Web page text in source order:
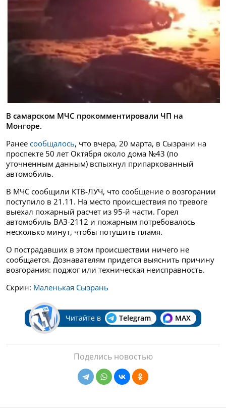
В самарском МЧС прокомментировали ЧП на
Монгоре.
Ранее сообщалось, что вчера, 20 марта, в Сызрани на
проспекте 50 лет Октября около дома №43 (по
уточненным данным) вспыхнул припаркованный
автомобиль.
В МЧС сообщили КТВ-ЛУЧ, что сообщение о возгорании
поступило в 21.11. На место происшествия по тревоге
выехал пожарный расчет из 95-й части. Горел
автомобиль ВАЗ-2112 и пожарным потребовалось
несколько минут, чтобы потушить пламя.
О пострадавших в этом происшествии ничего не
сообщается. Дознавателям придется выяснить причину
возгорания: поджог или техническая неисправность.
Скрин: Маленькая Сызрань
Читайте в Telegram MAX
Поделись новостью